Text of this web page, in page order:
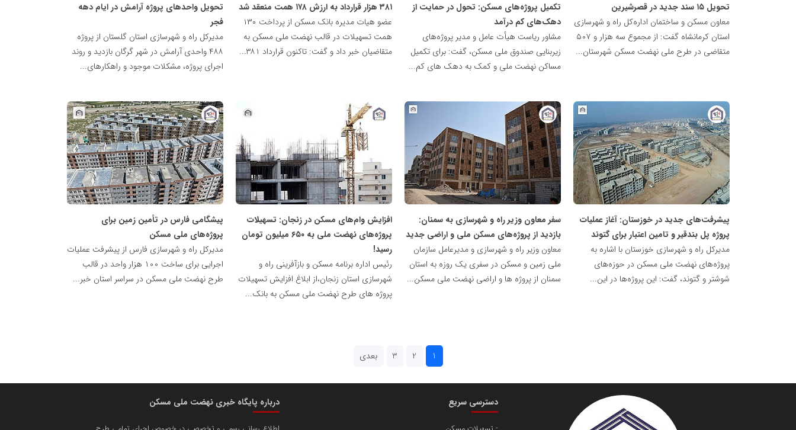
تحویل ۱۵ سند جدید در قصرشیرین
معاون مسکن و ساختمان اداره‌کل راه و شهرسازی
استان کرمانشاه گفت: از مجموع سه هزار و ۵۰۷
متقاضی در طرح ملی نهضت مسکن شهرستان...
تکمیل پروژه‌های مسکن: تحول در حمایت از
دهک‌های کم درآمد
مشاور ریاست هیأت عامل و مدیر پروژه‌های
زیربنایی صندوق ملی مسکن، گفت: برای تکمیل
مساکن نهضت ملی و کمک به دهک های کم...
۳۸۱ هزار قرارداد به ارزش ۱۷۸ همت منعقد شد
عضو هیات مدیره بانک مسکن از پرداخت ۱۳۰
همت تسهیلات در قالب نهضت ملی مسکن به
متقاضیان خبر داد و گفت: تاکنون قرارداد ۳۸۱...
تحویل واحدهای پروژه آرامش در ایام دهه
فجر
مدیرکل راه و شهرسازی استان گلستان از پروژه
۴۸۸ واحدی آرامش در شهر گرگان بازدید و روند
اجرای پروژه، مشکلات موجود و راهکارهای...
پیشرفت‌های جدید در خوزستان: آغاز عملیات
پروژه پل بندقیر و تامین اعتبار برای گتوند
مدیرکل راه و شهرسازی خوزستان با اشاره به
پروژه‌های نهضت ملی مسکن در حوزه‌های
شوشتر و گتوند، گفت: این پروژه‌ها در این...
پایگاه
خبری
نهضت
ملی
مسکن
سفر معاون وزیر راه و شهرسازی به سمنان:
بازدید از پروژه‌های مسکن ملی و اراضی جدید
معاون وزیر راه و شهرسازی و مدیرعامل سازمان
ملی زمین و مسکن در سفری یک روزه به استان
سمنان از پروژه ها و اراضی نهضت ملی مسکن...
پایگاه
خبری
نهضت
ملی
مسکن
افزایش وام‌های مسکن در زنجان: تسهیلات
پروژه‌های نهضت ملی به ۶۵۰ میلیون تومان
رسید!
رئیس اداره برنامه مسکن و بازآفرینی راه و
شهرسازی استان زنجان،از ابلاغ افزایش تسهیلات
پروژه های طرح نهضت ملی مسکن به بانک...
پایگاه
نهضت
ملی
مسکن
پیشگامی فارس در تأمین زمین برای
پروژه‌های ملی مسکن
مدیرکل راه و شهرسازی فارس از پیشرفت عملیات
اجرایی برای ساخت ۱۰۰ هزار واحد در قالب
طرح نهضت ملی مسکن در سراسر استان خبر...
پایگاه
خبری
نهضت
ملی
مسکن
1
2
3 بعدی
دسترسی سریع درباره پایگاه خبری نهضت ملی مسکن